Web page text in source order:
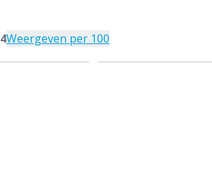
4Weergeven per 100